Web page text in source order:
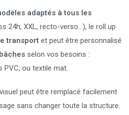
adaptés à tous les
24h, XXL, recto-verso…), le roll up
transport et peut être personnalisé
selon vos besoins :
PVC, ou textile mat.
peut être remplacé facilement
sans changer toute la structure.